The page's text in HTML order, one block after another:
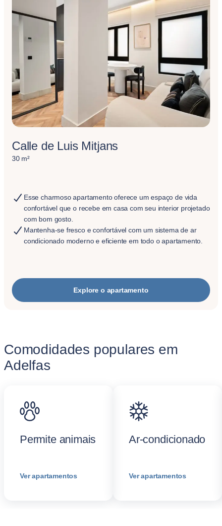
Calle de Luis Mitjans
30 m²
Esse charmoso apartamento oferece um espaço de vida
confortável que o recebe em casa com seu interior projetado
com bom gosto.
Mantenha-se fresco e confortável com um sistema de ar
condicionado moderno e eficiente em todo o apartamento.
Explore o apartamento
Comodidades populares em
Adelfas
Permite animais
Ver apartamentos
Ar-condicionado
Ver apartamentos